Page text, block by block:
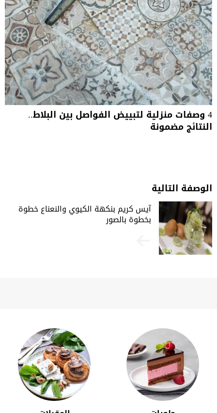
4 وصفات منزلية لتبييض الفواصل بين البلاط..
النتائج مضمونة
الوصفة التالية
آيس كريم بنكهة الكيوي والنعناع خطوة
بخطوة بالصور